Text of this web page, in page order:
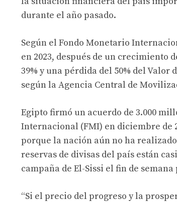
durante el año pasado.
Según el Fondo Monetario
en 2023, después de un crecimiento
39% y una pérdida del 50% del
según la Agencia Central de
Egipto firmó un acuerdo de 3.000
Internacional (FMI) en diciembre de
porque la nación aún no ha
reservas de divisas del país están
campaña de El-Sissi el fin de
“Si el precio del progreso y la